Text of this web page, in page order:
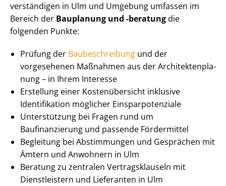
ver­stän­di­gen in Ulm und Umgebung umfassen im
Bereich der Bauplanung und -beratungdie
folgenden Punkte:
Prüfung der Baubeschreibung und der
vorgesehenen Maßnahmen aus der Ar­chi­tek­ten­pla­
nung – in Ihrem Interesse
Erstellung einer Kostenübersicht inklusive
Identifikation möglicher Ein­spar­po­ten­zia­le
Unterstützung bei Fragen rund um
Baufinanzierung und passende Fördermittel
Begleitung bei Abstimmungen und Gesprächen mit
Ämtern und Anwohnern in Ulm
Beratung zu zentralen Ver­trags­klau­seln mit
Dienstleistern und Lieferanten in Ulm